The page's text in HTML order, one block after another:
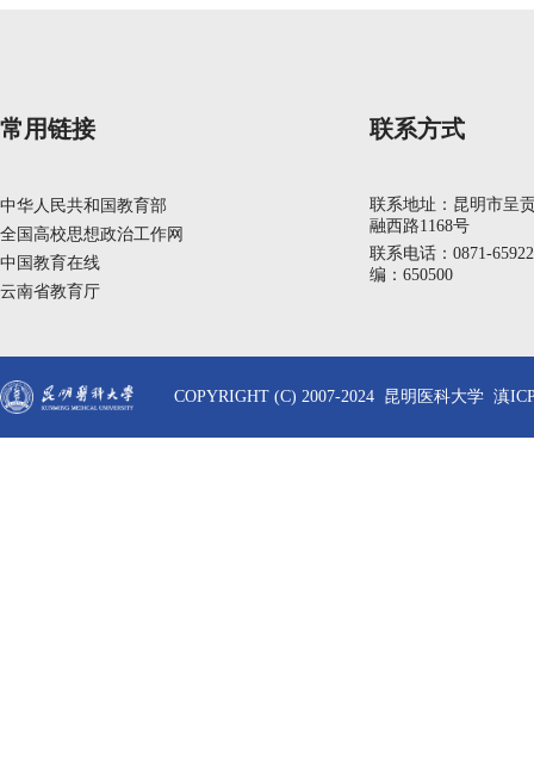
常用链接
中华人民共和国教育部
全国高校思想政治工作网
中国教育在线
云南省教育厅
联系方式
联系地址：昆明市呈
融西路1168号
联系电话：0871-
编：650500
COPYRIGHT (C) 2007-2024 昆明医科大学 滇